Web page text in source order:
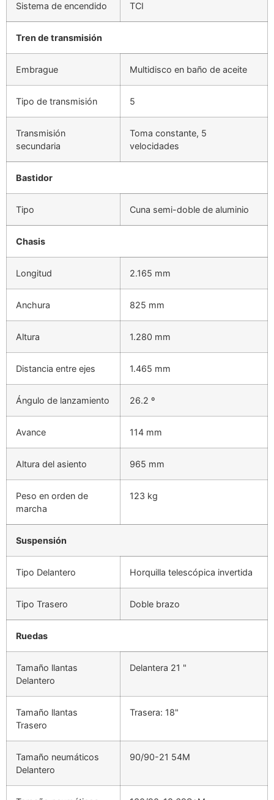
Sistema de encendido TCI
Tren de transmisión
Embrague Multidisco en baño de aceite
Tipo de transmisión 5
Transmisión
secundaria
Toma constante, 5
velocidades
Bastidor
Tipo Cuna semi-doble de aluminio
Chasis
Longitud 2.165 mm
Anchura 825 mm
Altura 1.280 mm
Distancia entre ejes 1.465 mm
Ángulo de lanzamiento 26.2 º
Avance 114 mm
Altura del asiento 965 mm
Peso en orden de
marcha
123 kg
Suspensión
Tipo Delantero Horquilla telescópica invertida
Tipo Trasero Doble brazo
Ruedas
Tamaño llantas
Delantero
Delantera 21 "
Tamaño llantas
Trasero
Trasera: 18"
Tamaño neumáticos
Delantero
90/90-21 54M